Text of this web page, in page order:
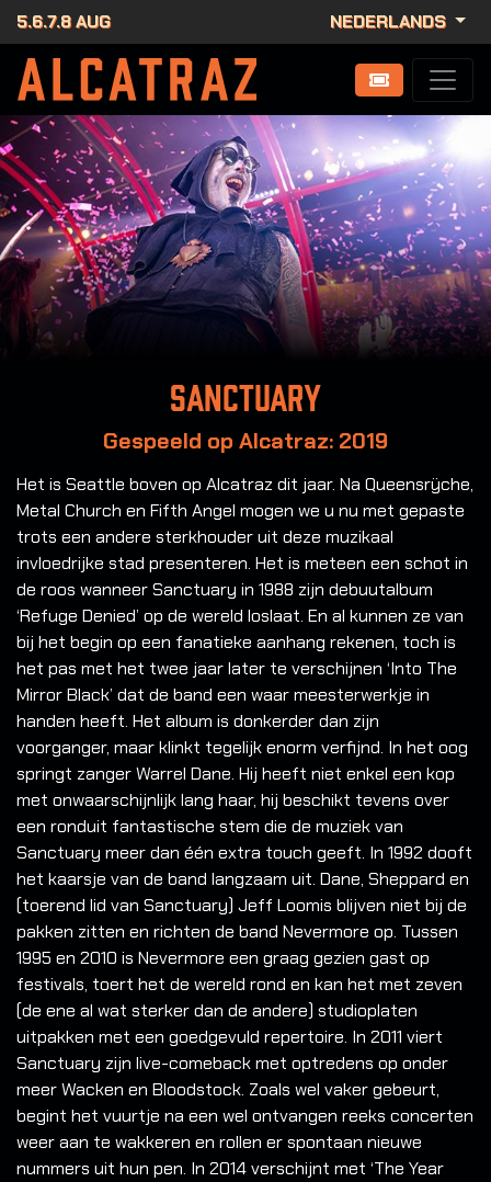
5.6.7.8 AUG NEDERLANDS
Sanctuary
Gespeeld op Alcatraz: 2019
Het is Seattle boven op Alcatraz dit jaar. Na Queensrÿche,
Metal Church en Fifth Angel mogen we u nu met gepaste
trots een andere sterkhouder uit deze muzikaal
invloedrijke stad presenteren. Het is meteen een schot in
de roos wanneer Sanctuary in 1988 zijn debuutalbum
‘Refuge Denied’ op de wereld loslaat. En al kunnen ze van
bij het begin op een fanatieke aanhang rekenen, toch is
het pas met het twee jaar later te verschijnen ‘Into The
Mirror Black’ dat de band een waar meesterwerkje in
handen heeft. Het album is donkerder dan zijn
voorganger, maar klinkt tegelijk enorm verfijnd. In het oog
springt zanger Warrel Dane. Hij heeft niet enkel een kop
met onwaarschijnlijk lang haar, hij beschikt tevens over
een ronduit fantastische stem die de muziek van
Sanctuary meer dan één extra touch geeft. In 1992 dooft
het kaarsje van de band langzaam uit. Dane, Sheppard en
(toerend lid van Sanctuary) Jeff Loomis blijven niet bij de
pakken zitten en richten de band Nevermore op. Tussen
1995 en 2010 is Nevermore een graag gezien gast op
festivals, toert het de wereld rond en kan het met zeven
(de ene al wat sterker dan de andere) studioplaten
uitpakken met een goedgevuld repertoire. In 2011 viert
Sanctuary zijn live-comeback met optredens op onder
meer Wacken en Bloodstock. Zoals wel vaker gebeurt,
begint het vuurtje na een wel ontvangen reeks concerten
weer aan te wakkeren en rollen er spontaan nieuwe
nummers uit hun pen. In 2014 verschijnt met ‘The Year